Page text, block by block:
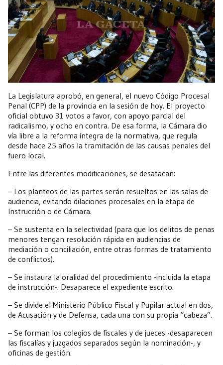
La Legislatura aprobó, en general, el nuevo Código Procesal
Penal (CPP) de la provincia en la sesión de hoy. El proyecto
oficial obtuvo 31 votos a favor, con apoyo parcial del
radicalismo, y ocho en contra. De esa forma, la Cámara dio
vía libre a la reforma íntegra de la normativa, que regula
desde hace 25 años la tramitación de las causas penales del
fuero local.
Entre las diferentes modificaciones, se desatacan:
– Los planteos de las partes serán resueltos en las salas de
audiencia, evitando dilaciones procesales en la etapa de
Instrucción o de Cámara.
– Se sustenta en la selectividad (para que los delitos de penas
menores tengan resolución rápida en audiencias de
mediación o conciliación, entre otras formas de tratamiento
de conflictos).
– Se instaura la oralidad del procedimiento -incluida la etapa
de instrucción-. Desaparece el expediente escrito.
– Se divide el Ministerio Público Fiscal y Pupilar actual en dos,
de Acusación y de Defensa, cada una con su propia “cabeza”.
– Se forman los colegios de fiscales y de jueces -desaparecen
las fiscalías y juzgados separados según la nominación-, y
oficinas de gestión.